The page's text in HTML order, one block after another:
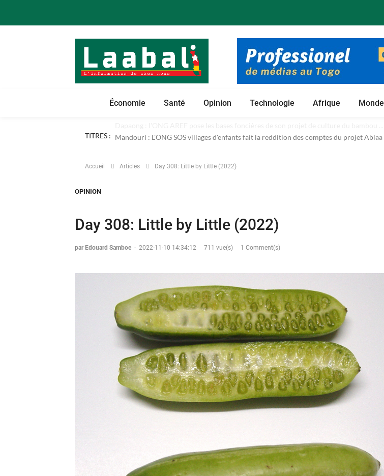
Économie Santé Opinion Technologie Afrique Monde
TITRES : Dapaong : l'ONG AREF pose les bases foncières de son projet de culture du bambou ...
Accueil Articles Day 308: Little by Little (2022)
OPINION
Day 308: Little by Little (2022)
par Edouard Samboe - 2022-11-10 14:34:12 711 vue(s) 1 Comment(s)